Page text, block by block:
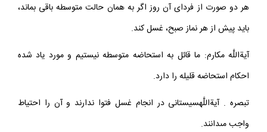
هر دو صورت از فرداى آن روز اگر به همان حالت متوسطه باقى بماند،
بايد پيش از هر نماز صبح، غسل كند.
آيةاللَّه مكارم: ما قائل به استحاضه متوسطه نيستيم و مورد ياد شده
احكام استحاضه قليله را دارد.
تبصره . آيةاللَّه‏سيستانى در انجام غسل فتوا ندارند و آن را احتياط
واجب مى‏دانند.